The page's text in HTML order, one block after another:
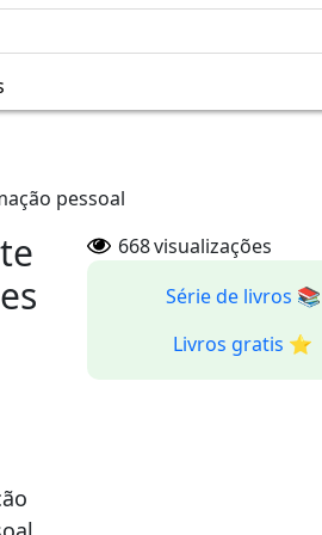
pessoal
668visualizações
Série de livros 📚
Livros gratis ⭐️